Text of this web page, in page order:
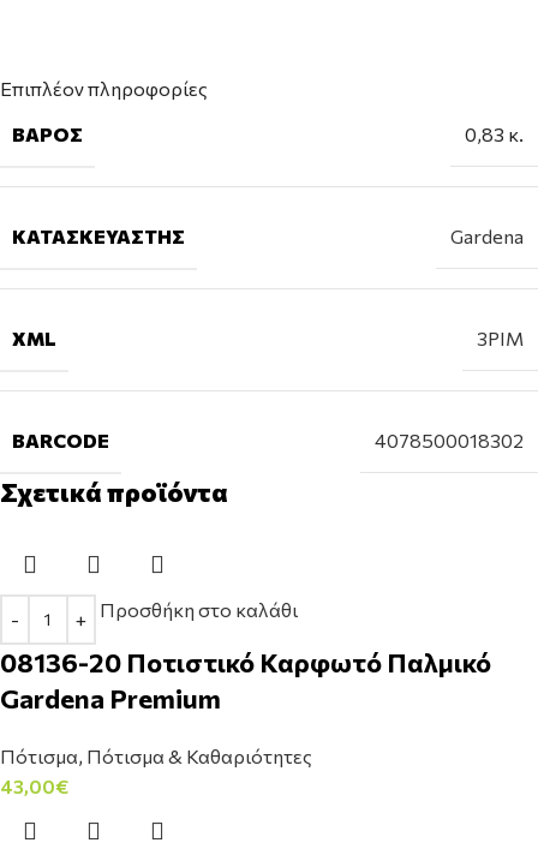
Επιπλέον πληροφορίες
ΒΆΡΟΣ
0,83 κ.
ΚΑΤΑΣΚΕΥΑΣΤΉΣ Gardena
XML 3PIM
BARCODE 4078500018302
Σχετικά προϊόντα
Προσθήκη στο καλάθι
08136-20 Ποτιστικό Καρφωτό Παλμικό
Gardena Premium
Πότισμα, Πότισμα & Καθαριότητες
43,00€